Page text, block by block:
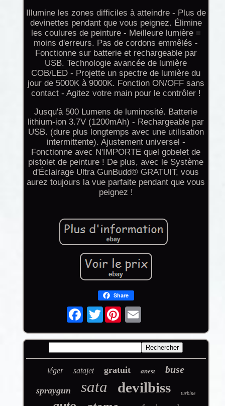
Illumine les zones difficiles à atteindre - Plus de
devinettes pendant que vous peignez. Élimine
les coulures de peinture - Meilleure lumière =
moins d'erreurs. Pas de cordons emmêlés -
Fonctionne sur batterie et rechargeable par
USB. Technologie avancée de lumière
COB/LED - Projette un spectre de lumière du
jour de 5000K à 9000K. Fonction ON/OFF sans
contact - Agitez votre main pour le contrôler !
Jusqu'à 500 Lumens de luminosité. Batterie
lithium-ion 3.7V (1200mAh) - Rechargeable par
USB. (dure plus longtemps avec une utilisation
intermittente). Ajustement universel -
Fonctionne avec N'IMPORTE quel gobelet de
pistolet de peinture ! De plus, avec le Système
d'Éclairage Ultra GunBudd® GRATUIT, vous
aurez toujours la vue parfaite pendant que vous
peignez !
Share
Twitter
léger satajet gratuit anest buse
spraygun sata devilbiss turbine